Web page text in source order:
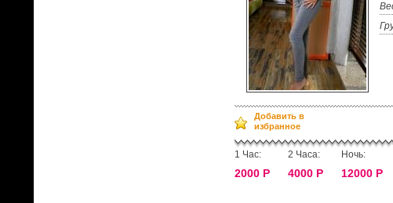
Добавить в
избранное
1 Час:
2000 Р
2 Часа:
4000 Р
Ночь:
12000 Р